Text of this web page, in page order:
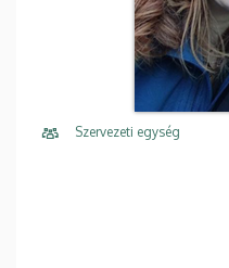
Szervezeti egység